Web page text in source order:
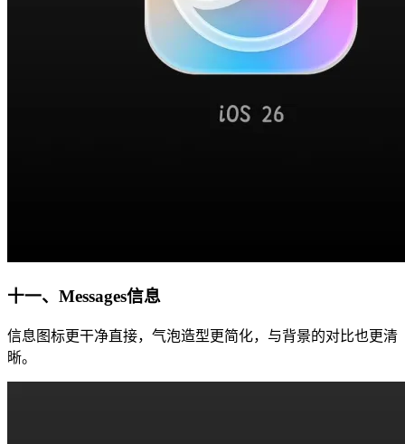
十一、Messages信息
信息图标更干净直接，气泡造型更简化，与背景的对比也更清
晰。